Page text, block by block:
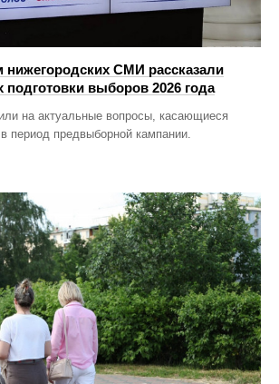
нижегородских СМИ рассказали
подготовки выборов 2026 года
на актуальные вопросы, касающиеся
период предвыборной кампании.